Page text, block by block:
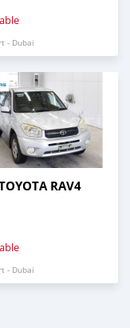
- Dubai
RAV4
- Dubai